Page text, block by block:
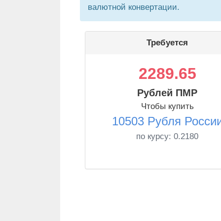
валютной конвертации.
Требуется
2289.65
Рублей ПМР
Чтобы купить
10503 Рубля
по курсу: 0.2180